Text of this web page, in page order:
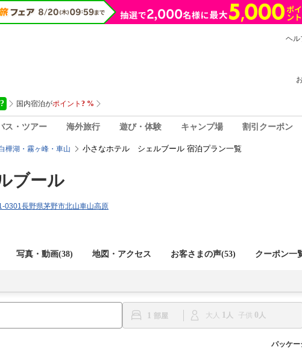
ヘル
ス・ツアー 海外旅行 遊び・体験 キャンプ場 割引クーポン
樺湖・霧ヶ峰・車山 小さなホテル シェルブール 宿泊プラン一覧
ブール
0301長野県茅野市北山車山高原
写真・動画(38) 地図・アクセス お客さまの声(53) クーポン一
1 大人 1 子供 0
パッケー